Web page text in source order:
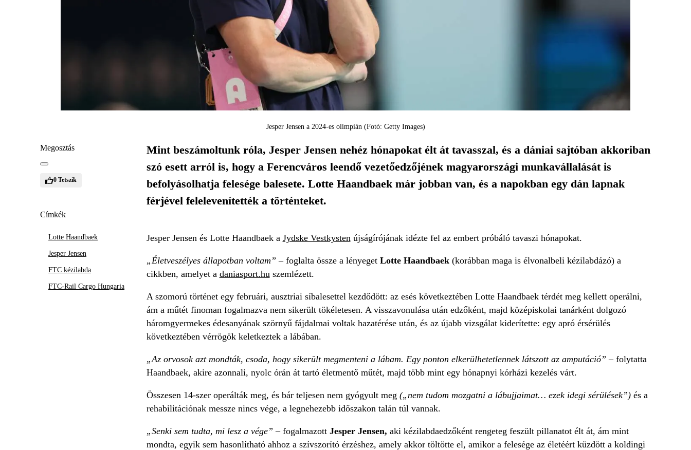
Jesper Jensen a 2024-es olimpián (Fotó: Getty Images)
Megosztás
0 Tetszik
Címkék
Lotte Haandbaek
Jesper Jensen
FTC kézilabda
FTC-Rail Cargo Hungaria
Mint beszámoltunk róla, Jesper Jensen nehéz hónapokat élt át tavasszal, és a dániai sajtóban akkoriban
szó esett arról is, hogy a Ferencváros leendő vezetőedzőjének magyarországi munkavállalását is
befolyásolhatja felesége balesete. Lotte Haandbaek már jobban van, és a napokban egy dán lapnak
férjével felelevenítették a történteket.
Jesper Jensen és Lotte Haandbaek a Jydske Vestkysten újságírójának idézte fel az embert próbáló tavaszi hónapokat.
„Életveszélyes állapotban voltam” – foglalta össze a lényeget Lotte Haandbaek(korábban maga is élvonalbeli kézilabdázó) a
cikkben, amelyet a daniasport.hu szemlézett.
A szomorú történet egy februári, ausztriai síbalesettel kezdődött: az esés következtében Lotte Haandbaek térdét meg kellett operálni,
ám a műtét finoman fogalmazva nem sikerült tökéletesen. A visszavonulása után edzőként, majd középiskolai tanárként dolgozó
háromgyermekes édesanyának szörnyű fájdalmai voltak hazatérése után, és az újabb vizsgálat kiderítette: egy apró érsérülés
következtében vérrögök keletkeztek a lábában.
„Az orvosok azt mondták, csoda, hogy sikerült megmenteni a lábam. Egy ponton elkerülhetetlennek látszott az amputáció” – folytatta
Haandbaek, akire azonnali, nyolc órán át tartó életmentő műtét, majd több mint egy hónapnyi kórházi kezelés várt.
Összesen 14-szer operálták meg, és bár teljesen nem gyógyult meg („nem tudom mozgatni a lábujjaimat… ezek idegi sérülések”)és a
rehabilitációnak messze nincs vége, a legnehezebb időszakon talán túl vannak.
„Senki sem tudta, mi lesz a vége” – fogalmazottJesper Jensen, aki kézilabdaedzőként rengeteg feszült pillanatot élt át, ám mint
mondta, egyik sem hasonlítható ahhoz a szívszorító érzéshez, amely akkor töltötte el, amikor a felesége az életéért küzdött a koldingi